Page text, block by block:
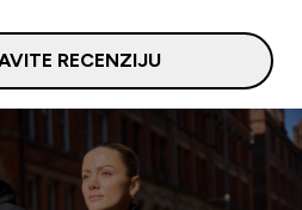
RECENZIJU